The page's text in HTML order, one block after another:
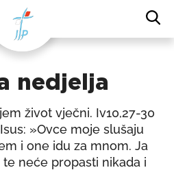
nedjelja
život vječni. Iv10,27-30
»Ovce moje slušaju
i one idu za mnom. Ja
neće propasti nikada i